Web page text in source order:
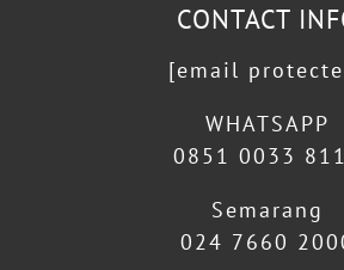
CONTACT
[email
WHATSAPP
0851 0033
Semarang
024 7660